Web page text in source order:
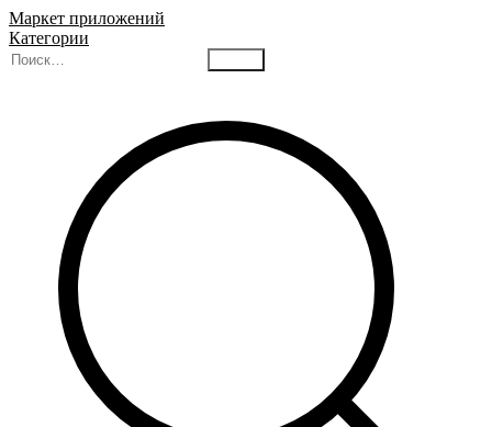
Маркет приложений
Категории